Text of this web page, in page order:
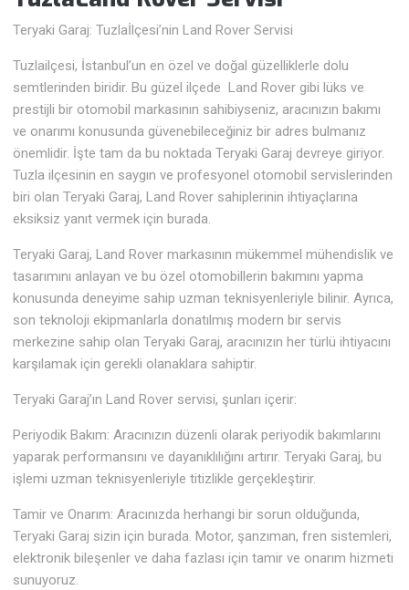
Teryaki Garaj: Tuzlaİlçesi’nin Land Rover Servisi
Tuzlailçesi, İstanbul’un en özel ve doğal güzelliklerle dolu
semtlerinden biridir. Bu güzel ilçede Land Rover gibi lüks ve
prestijli bir otomobil markasının sahibiyseniz, aracınızın bakımı
ve onarımı konusunda güvenebileceğiniz bir adres bulmanız
önemlidir. İşte tam da bu noktada Teryaki Garaj devreye giriyor.
Tuzla ilçesinin en saygın ve profesyonel otomobil servislerinden
biri olan Teryaki Garaj, Land Rover sahiplerinin ihtiyaçlarına
eksiksiz yanıt vermek için burada.
Teryaki Garaj, Land Rover markasının mükemmel mühendislik ve
tasarımını anlayan ve bu özel otomobillerin bakımını yapma
konusunda deneyime sahip uzman teknisyenleriyle bilinir. Ayrıca,
son teknoloji ekipmanlarla donatılmış modern bir servis
merkezine sahip olan Teryaki Garaj, aracınızın her türlü ihtiyacını
karşılamak için gerekli olanaklara sahiptir.
Teryaki Garaj’ın Land Rover servisi, şunları içerir:
Periyodik Bakım: Aracınızın düzenli olarak periyodik bakımlarını
yaparak performansını ve dayanıklılığını artırır. Teryaki Garaj, bu
işlemi uzman teknisyenleriyle titizlikle gerçekleştirir.
Tamir ve Onarım: Aracınızda herhangi bir sorun olduğunda,
Teryaki Garaj sizin için burada. Motor, şanzıman, fren sistemleri,
elektronik bileşenler ve daha fazlası için tamir ve onarım hizmeti
sunuyoruz.